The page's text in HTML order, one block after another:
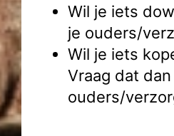
Wil je iets
je ouders/
Wil je iets
Vraag dat
ouders/